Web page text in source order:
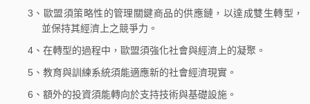
3、歐盟須策略性的管理關鍵商品的供應鏈，以達成雙生轉型，
並保持其經濟上之競爭力。
4、在轉型的過程中，歐盟須強化社會與經濟上的凝聚。
5、教育與訓練系統須能適應新的社會經濟現實。
6、額外的投資須能轉向於支持技術與基礎設施。